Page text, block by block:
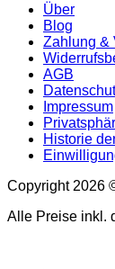
Über
Blog
Zahlung &
AGB
Impressum
Historie
Copyright 2026
Alle Preise inkl.